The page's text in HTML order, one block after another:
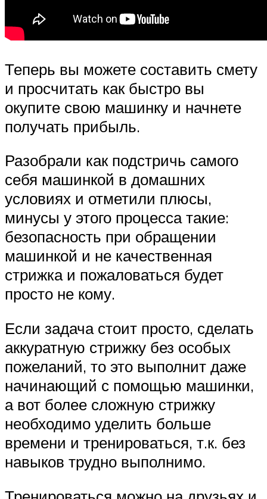
Теперь вы можете составить смету
и просчитать как быстро вы
окупите свою машинку и начнете
получать прибыль.
Разобрали как подстричь самого
себя машинкой в домашних
условиях и отметили плюсы,
минусы у этого процесса такие:
безопасность при обращении
машинкой и не качественная
стрижка и пожаловаться будет
просто не кому.
Если задача стоит просто, сделать
аккуратную стрижку без особых
пожеланий, то это выполнит даже
начинающий с помощью машинки,
а вот более сложную стрижку
необходимо уделить больше
времени и тренироваться, т.к. без
навыков трудно выполнимо.